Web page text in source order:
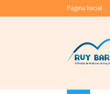
Página Inicial